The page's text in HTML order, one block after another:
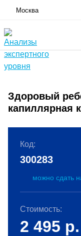
Москва
Здоровый
капиллярная
Код:
300283
можно сдать
Стоимость:
2 495 р.